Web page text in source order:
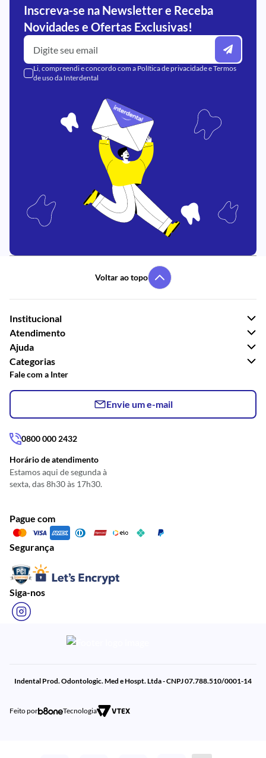
Inscreva-se na Newsletter e Receba
Novidades e Ofertas Exclusivas!
Li, compreendi e concordo com a Política de privacidadeeTermos
de usoda Interdental
Voltar ao topo
Institucional
Atendimento
Ajuda
Categorias
Fale com a Inter
Envie um e-mail
0800 000 2432
Horário de atendimento
Estamos aqui de segunda à
sexta, das 8h30 às 17h30.
Pague com
Segurança
Siga-nos
Indental Prod. Odontologic. Med e Hospt. Ltda - CNPJ 07.788.510/0001-14
Feito por Tecnologia